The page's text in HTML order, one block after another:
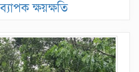
ক্ষয়ক্ষতি